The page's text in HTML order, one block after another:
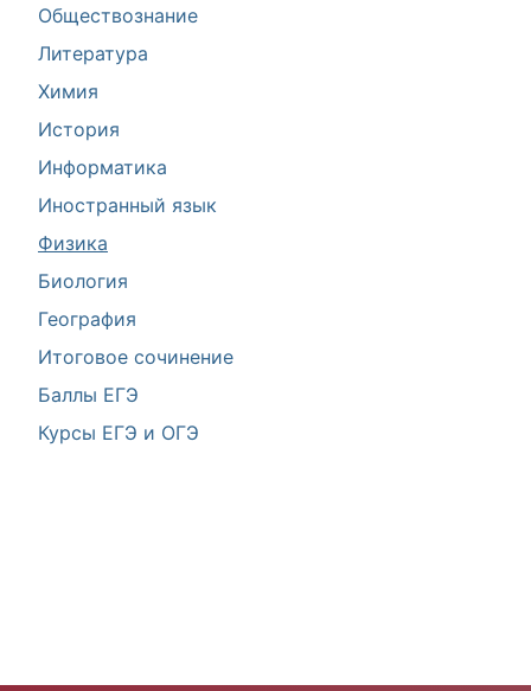
Обществознание
Литература
Химия
История
Информатика
Иностранный язык
Физика
Биология
География
Итоговое сочинение
Баллы ЕГЭ
Курсы ЕГЭ и ОГЭ